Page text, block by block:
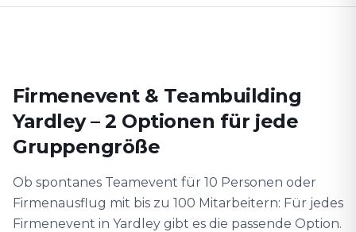
Firmenevent & Teambuilding
Yardley – 2 Optionen für jede
Gruppengröße
Ob spontanes Teamevent für 10 Personen oder
Firmenausflug mit bis zu 100 Mitarbeitern: Für jedes
Firmenevent in Yardley gibt es die passende Option.